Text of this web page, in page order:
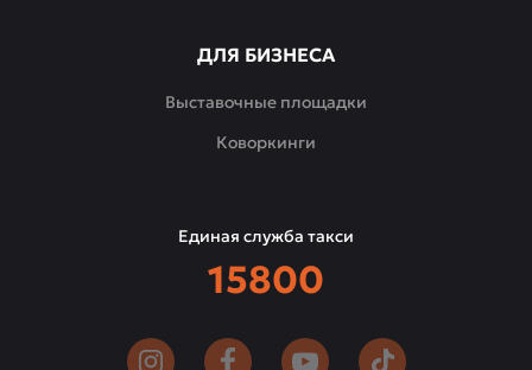
праздничные
ДЛЯ БИЗНЕСА
Выставочные площадки
Коворкинги
Единая служба такси
15800